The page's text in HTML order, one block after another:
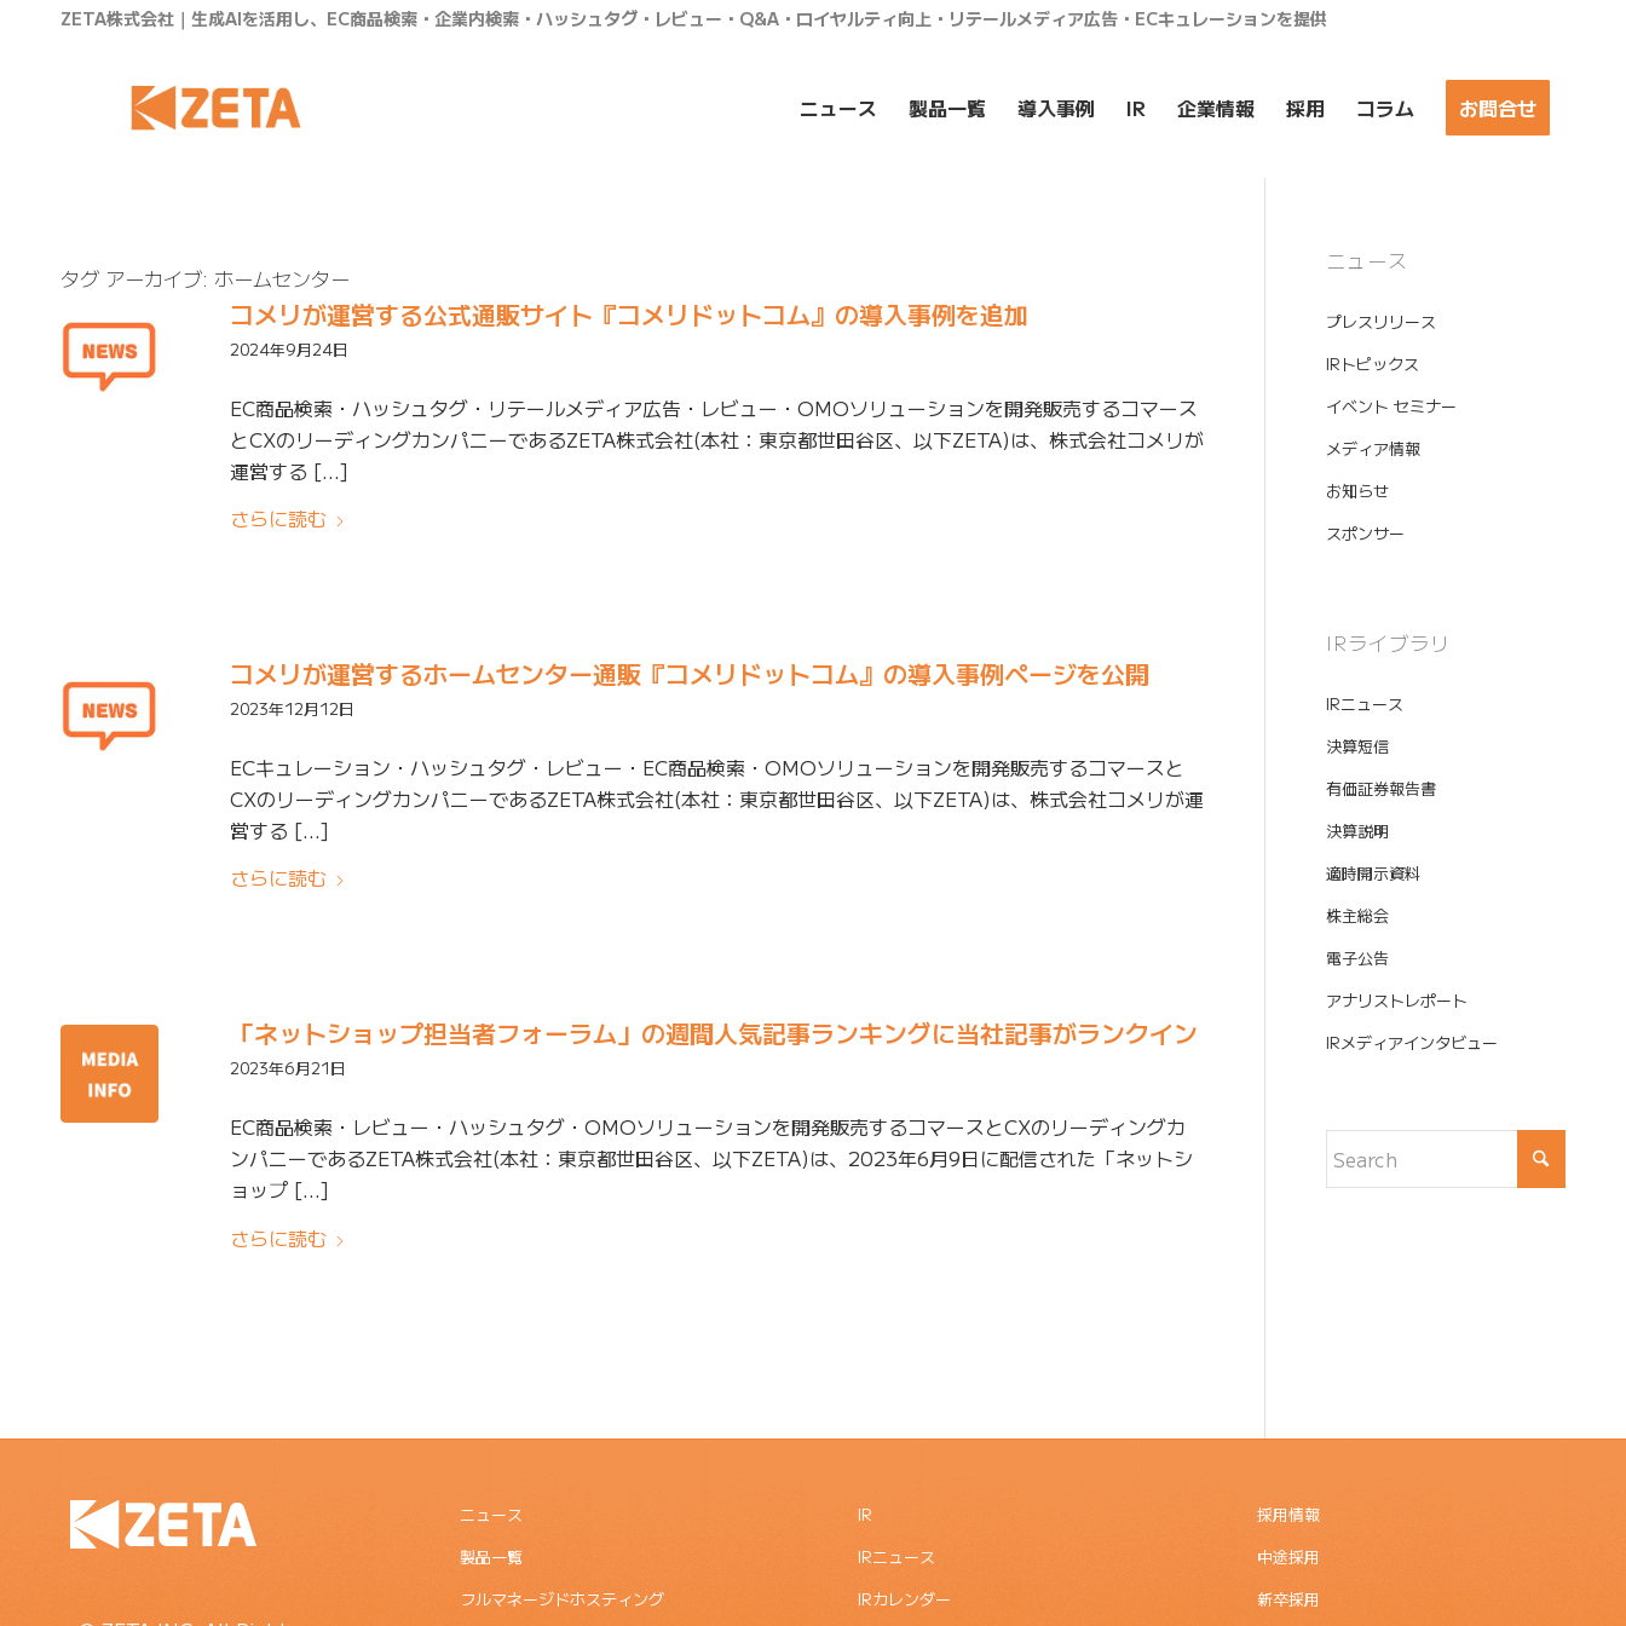
ZETA株式会社｜生成AIを活用し、EC商品検索・企業内検索・ハッシュタグ・レビュー・Q&A・ロイヤルティ向上・リテールメディア広告・ECキュレーションを提供
ニュース 製品一覧 導入事例 IR 企業情報 採用 コラム お問合せ
タグ アーカイブ: ホームセンター
コメリが運営する公式通販サイト『コメリドットコム』の導入事例を追加
2024年9月24日
EC商品検索・ハッシュタグ・リテールメディア広告・レビュー・OMOソリューションを開発販売するコマース
とCXのリーディングカンパニーであるZETA株式会社(本社：東京都世田谷区、以下ZETA)は、株式会社コメリが
運営する […]
さらに読む
コメリが運営するホームセンター通販『コメリドットコム』の導入事例ページを公開
2023年12月12日
ECキュレーション・ハッシュタグ・レビュー・EC商品検索・OMOソリューションを開発販売するコマースと
CXのリーディングカンパニーであるZETA株式会社(本社：東京都世田谷区、以下ZETA)は、株式会社コメリが運
営する […]
さらに読む
「ネットショップ担当者フォーラム」の週間人気記事ランキングに当社記事がランクイン
2023年6月21日
EC商品検索・レビュー・ハッシュタグ・OMOソリューションを開発販売するコマースとCXのリーディングカ
ンパニーであるZETA株式会社(本社：東京都世田谷区、以下ZETA)は、2023年6月9日に配信された「ネットシ
ョップ […]
さらに読む
ニュース
プレスリリース
IRトピックス
イベント セミナー
メディア情報
お知らせ
スポンサー
IRライブラリ
IRニュース
決算短信
有価証券報告書
決算説明
適時開示資料
株主総会
電子公告
アナリストレポート
IRメディアインタビュー
ニュース
製品一覧
フルマネージドホスティング
IR
IRニュース
IRカレンダー
採用情報
中途採用
新卒採用